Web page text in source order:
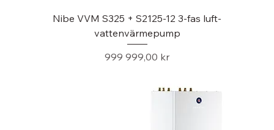
Nibe VVM S325 + S2125-12 3-fas luft-
vattenvärmepump
Pris
999 999,00 kr